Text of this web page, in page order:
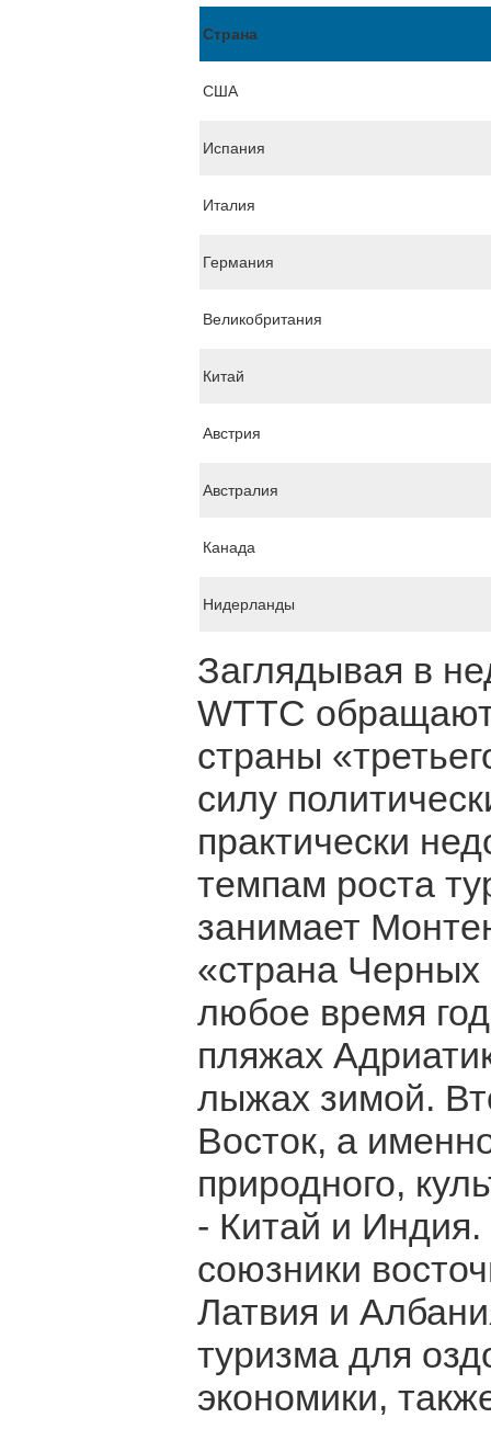
Страна
США
Испания
Италия
Германия
Великобритания
Китай
Австрия
Австралия
Канада
Нидерланды
Заглядывая в
WTTC
страны
силу
практически
темпам роста
занимает
«страна Черных
любое время
пляжах
лыжах зимой.
Восток, а
природного,
- Китай и
союзники
Латвия и
туризма для
экономики,